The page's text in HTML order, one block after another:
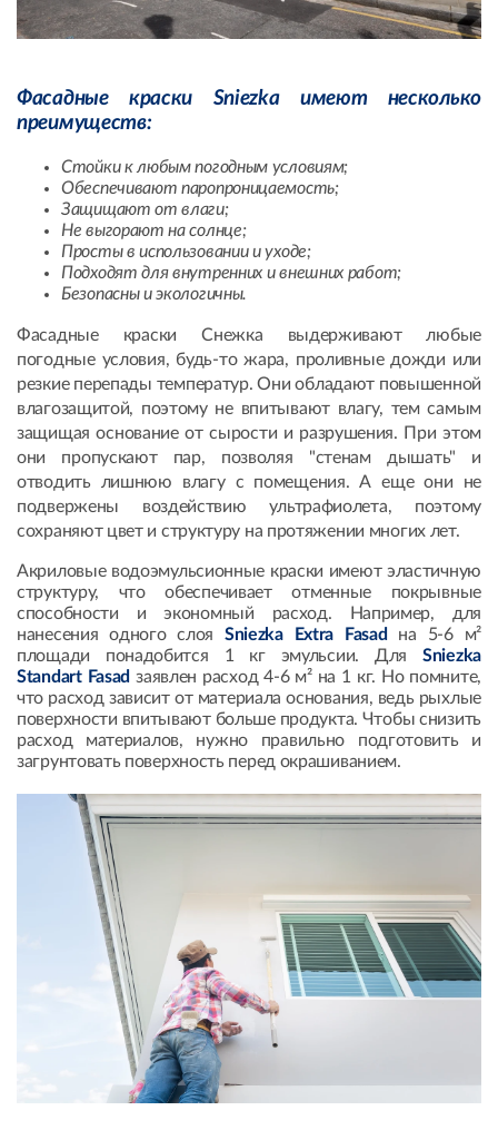
Фасадные краски Sniezka имеют несколько
преимуществ:
Стойки к любым погодным условиям;
Обеспечивают паропроницаемость;
Защищают от влаги;
Не выгорают на солнце;
Просты в использовании и уходе;
Подходят для внутренних и внешних работ;
Безопасны и экологичны.
Фасадные краски Снежка выдерживают любые
погодные условия, будь-то жара, проливные дожди или
резкие перепады температур. Они обладают повышенной
влагозащитой, поэтому не впитывают влагу, тем самым
защищая основание от сырости и разрушения. При этом
они пропускают пар, позволяя "стенам дышать" и
отводить лишнюю влагу с помещения. А еще они не
подвержены воздействию ультрафиолета, поэтому
сохраняют цвет и структуру на протяжении многих лет.
Акриловые водоэмульсионные краски имеют эластичную
структуру, что обеспечивает отменные покрывные
способности и экономный расход. Например, для
нанесения одного слоя Sniezka Extra Fasad на 5-6 м²
площади понадобится 1 кг эмульсии. ДляSniezka
Standart Fasad заявлен расход 4-6 м² на 1 кг. Но помните,
что расход зависит от материала основания, ведь рыхлые
поверхности впитывают больше продукта. Чтобы снизить
расход материалов, нужно правильно подготовить и
загрунтовать поверхность перед окрашиванием.